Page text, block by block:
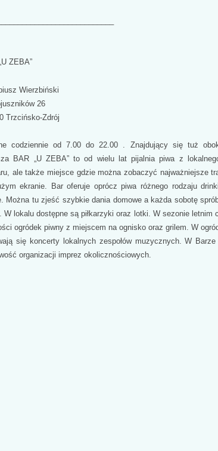
ZEBA”
Wierzbiński
26
Trzcińsko-Zdrój
codziennie od 7.00 do 22.00 . Znajdujący się tuż
BAR „U ZEBA” to od wielu lat pijalnia piwa z
ale także miejsce gdzie można zobaczyć najważniejsze
ekranie. Bar oferuje oprócz piwa różnego rodzaju
Można tu zjeść szybkie dania domowe a każda sobotę
W lokalu dostępne są piłkarzyki oraz lotki. W sezonie letnim
ogródek piwny z miejscem na ognisko oraz grilem. W
się koncerty lokalnych zespołów muzycznych. W Barze
organizacji imprez okolicznościowych.